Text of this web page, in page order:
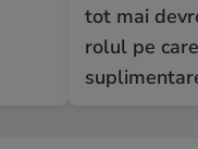
tot mai
rolul pe